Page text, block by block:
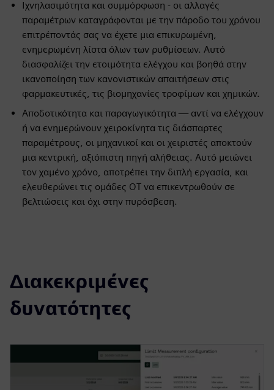
Ιχνηλασιμότητα και συμμόρφωση - οι αλλαγές
παραμέτρων καταγράφονται με την πάροδο του χρόνου
επιτρέποντάς σας να έχετε μια επικυρωμένη,
ενημερωμένη λίστα όλων των ρυθμίσεων. Αυτό
διασφαλίζει την ετοιμότητα ελέγχου και βοηθά στην
ικανοποίηση των κανονιστικών απαιτήσεων στις
φαρμακευτικές, τις βιομηχανίες τροφίμων και χημικών.
Αποδοτικότητα και παραγωγικότητα — αντί να ελέγχουν
ή να ενημερώνουν χειροκίνητα τις διάσπαρτες
παραμέτρους, οι μηχανικοί και οι χειριστές αποκτούν
μια κεντρική, αξιόπιστη πηγή αλήθειας. Αυτό μειώνει
τον χαμένο χρόνο, αποτρέπει την διπλή εργασία, και
ελευθερώνει τις ομάδες OT να επικεντρωθούν σε
βελτιώσεις και όχι στην πυρόσβεση.
Διακεκριμένες
δυνατότητες